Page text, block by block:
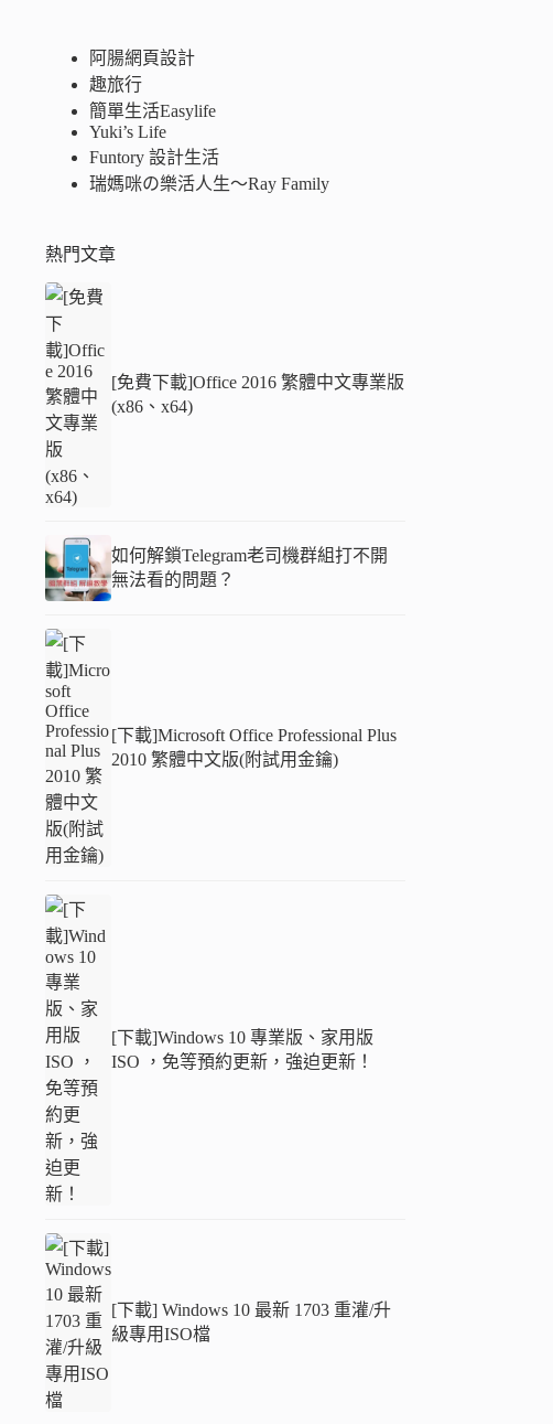
阿腸網頁設計
趣旅行
簡單生活Easylife
Yuki’s Life
Funtory 設計生活
瑞媽咪の樂活人生～Ray Family
熱門文章
[免費下載]Office 2016 繁體中文專業版
(x86、x64)
如何解鎖Telegram老司機群組打不開
無法看的問題？
[下載]Microsoft Office Professional Plus
2010 繁體中文版(附試用金鑰)
[下載]Windows 10 專業版、家用版
ISO ，免等預約更新，強迫更新！
[下載] Windows 10 最新 1703 重灌/升
級專用ISO檔